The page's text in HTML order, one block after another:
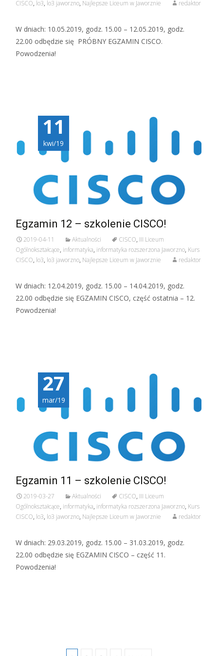
CISCO, lo3, lo3 jaworzno, Najlepsze Liceum w Jaworznie redaktor
W dniach: 10.05.2019, godz. 15.00 – 12.05.2019, godz.
22.00 odbędzie się PRÓBNY EGZAMIN CISCO.
Powodzenia!
11
kwi/19
Egzamin 12 – szkolenie CISCO!
2019-04-11 Aktualności CISCO, III Liceum
Ogólnokształcące, informatyka, informatyka rozszerzona Jaworzno, Kurs
CISCO, lo3, lo3 jaworzno, Najlepsze Liceum w Jaworznie redaktor
W dniach: 12.04.2019, godz. 15.00 – 14.04.2019, godz.
22.00 odbędzie się EGZAMIN CISCO, część ostatnia – 12.
Powodzenia!
27
mar/19
Egzamin 11 – szkolenie CISCO!
2019-03-27 Aktualności CISCO, III Liceum
Ogólnokształcące, informatyka, informatyka rozszerzona Jaworzno, Kurs
CISCO, lo3, lo3 jaworzno, Najlepsze Liceum w Jaworznie redaktor
W dniach: 29.03.2019, godz. 15.00 – 31.03.2019, godz.
22.00 odbędzie się EGZAMIN CISCO – część 11.
Powodzenia!